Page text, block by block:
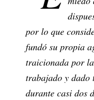
por lo que
fundó su propia
traicionada por
trabajado y dado
durante casi dos